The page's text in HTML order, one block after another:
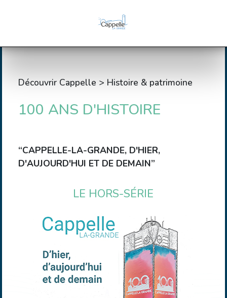
Découvrir Cappelle > Histoire & patrimoine
100 ANS D'HISTOIRE
“CAPPELLE-LA-GRANDE, D'HIER,
D'AUJOURD'HUI ET DE DEMAIN”
LE HORS-SÉRIE